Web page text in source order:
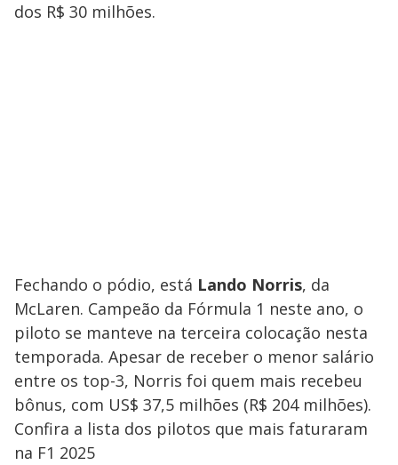
dos R$ 30 milhões.
Fechando o pódio, está Lando Norris, da
McLaren. Campeão da Fórmula 1 neste ano, o
piloto se manteve na terceira colocação nesta
temporada. Apesar de receber o menor salário
entre os top-3, Norris foi quem mais recebeu
bônus, com US$ 37,5 milhões (R$ 204 milhões).
Confira a lista dos pilotos que mais faturaram
na F1 2025